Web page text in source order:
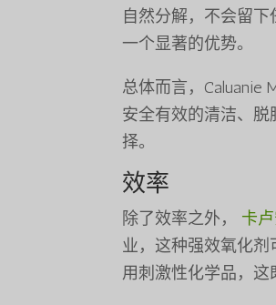
自然分解，不会留
一个显著的优势。
总体而言，Caluanie
安全有效的清洁、脱
择。
效率
除了效率之外， 卡
业，这种强效氧化
用刺激性化学品，这